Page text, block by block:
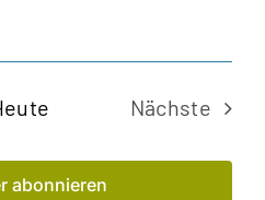
Nächste
abonnieren